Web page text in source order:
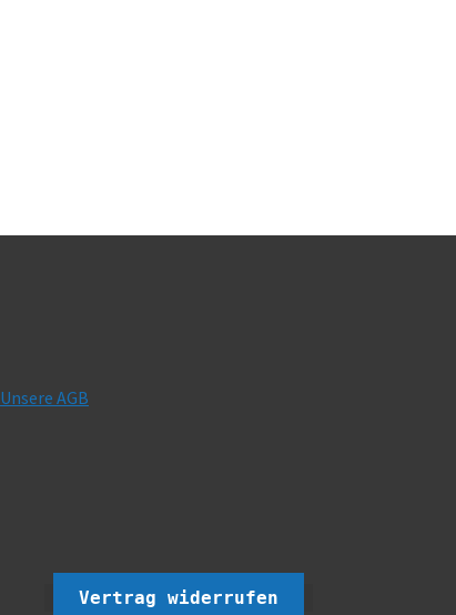
Unsere AGB
Vertrag widerrufen